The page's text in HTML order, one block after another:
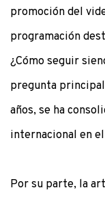
promoción del
programación
¿Cómo seguir
pregunta
años, se ha
internacional en
Por su parte, la